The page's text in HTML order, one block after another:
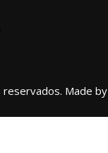
Made by